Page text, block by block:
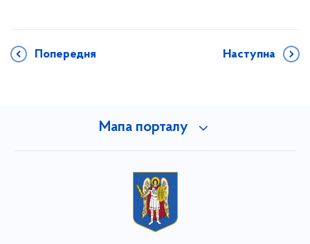
Попередня Наступна
Мапа порталу